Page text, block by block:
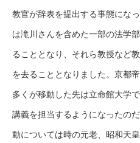
教官が辞表を提出する事態にな
は滝川さんを含めた一部の法学
ることとなり、それら教授など
を去ることとなりました。京都
多くが移動した先は立命館大学
講義を担当するようになったの
動については時の元老、昭和天